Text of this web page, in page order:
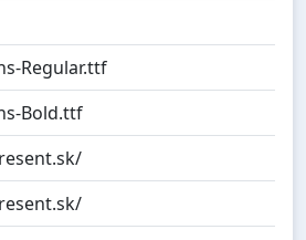
Regular.ttf
Bold.ttf